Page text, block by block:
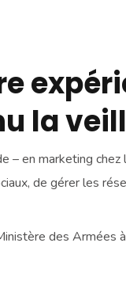
la
– en marketing
de gérer les
des Armées